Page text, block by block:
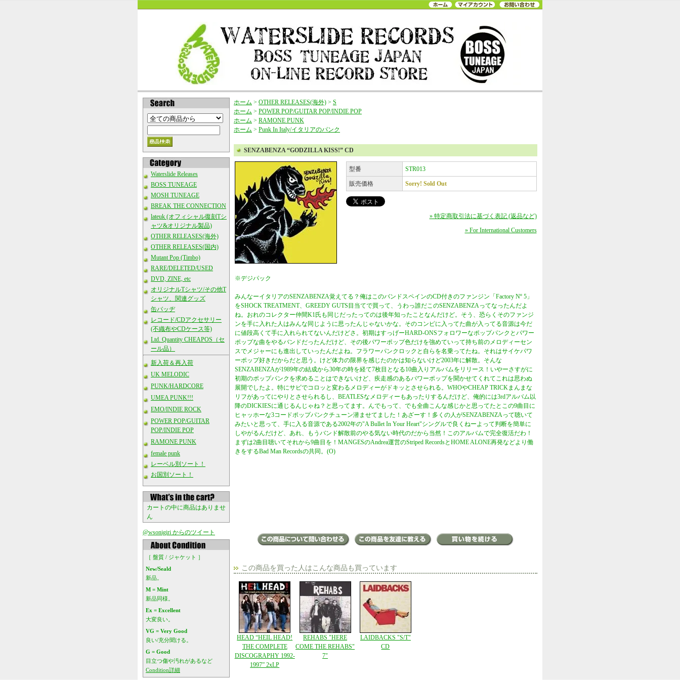
Waterslide Releases
BOSS TUNEAGE
MOSH TUNEAGE
BREAK THE CONNECTION
lateuk (オフィシャル復刻Tシ
ャツ&オリジナル製品)
OTHER RELEASES(海外)
OTHER RELEASES(国内)
Mutant Pop (Timbo)
RARE/DELETED/USED
DVD, ZINE, etc
オリジナルTシャツ/その他T
シャツ、関連グッズ
缶バッヂ
レコード/CDアクセサリー
(不織布やCDケース等)
Ltd. Quantity CHEAPOS（セ
ール品）
新入荷＆再入荷
UK MELODIC
PUNK/HARDCORE
UMEA PUNK!!!
EMO/INDIE ROCK
POWER POP/GUITAR
POP/INDIE POP
RAMONE PUNK
female punk
レーベル別ソート！
お国別ソート！
カートの中に商品はありませ
ん
@wsonigiri からのツイート
［ 盤質 / ジャケット ］
New/Seald
新品。
M = Mint
新品同様。
Ex = Excellent
大変良い。
VG = Very Good
良い/充分聞ける。
G = Good
目立つ傷や汚れがあるなど
Condition詳細
ホーム > OTHER RELEASES(海外) > S
ホーム > POWER POP/GUITAR POP/INDIE POP
ホーム > RAMONE PUNK
ホーム > Punk In Italy/イタリアのパンク
SENZABENZA “GODZILLA KISS!” CD
型番 STR013
販売価格 Sorry! Sold Out
» 特定商取引法に基づく表記 (返品など)
» For International Customers
※デジパック
みんなーイタリアのSENZABENZA覚えてる？俺はこのバンドスペインのCD付きのファンジン「Factory Nº 5」
をSHOCK TREATMENT、GREEDY GUTS目当てで買って、うわっ誰だこのSENZABENZAってなったんだよ
ね。おれのコレクター仲間K1氏も同じだったってのは後年知ったことなんだけど。そう、恐らくそのファンジ
ンを手に入れた人はみんな同じように思ったんじゃないかな。そのコンピに入ってた曲が入ってる音源は今だ
に値段高くて手に入れられてないんだけどさ。初期はすっげーHARD-ONSフォロワーなポップパンクとパワー
ポップな曲をやるバンドだったんだけど、その後パワーポップ色だけを強めていって持ち前のメロディーセン
スでメジャーにも進出していったんだよね。フラワーパンクロックと自らを名乗ってたね。それはサイケパワ
ーポップ好きだからだと思う。けど体力の限界を感じたのかは知らないけど2003年に解散。そんな
SENZABENZAが1989年の結成から30年の時を経て7枚目となる10曲入りアルバムをリリース！いやーさすがに
初期のポップパンクを求めることはできないけど、疾走感のあるパワーポップを聞かせてくれてこれは思わぬ
展開でしたよ。特にサビでコロッと変わるメロディーがドキッとさせられる。WHOやCHEAP TRICKまんまな
リフがあってにやりとさせられるし、BEATLESなメロディーもあったりするんだけど、俺的には3rdアルバム以
降のDICKIESに通じるんじゃね？と思ってます。んでもって、でも全曲こんな感じかと思ってたとこの9曲目に
ヒャッホーな3コードポップパンクチューン潜ませてました！あざーす！多くの人がSENZABENZAって聴いて
みたいと思って、手に入る音源である2002年の"A Bullet In Your Heart"シングルで良くねーよって判断を簡単に
しやがるんだけど、あれ、もうバンド解散前のやる気ない時代のだから当然！このアルバムで完全復活だわ！
まずは2曲目聴いてそれから9曲目を！MANGESのAndrea運営のStriped RecordsとHOME ALONE再発などより働
きをするBad Man Recordsの共同。(O)
この商品を買った人はこんな商品も買っています
HEAD “HEIL HEAD!
THE COMPLETE
DISCOGRAPHY 1992-
1997” 2xLP
REHABS "HERE
COME THE REHABS"
7"
LAIDBACKS "S/T"
CD